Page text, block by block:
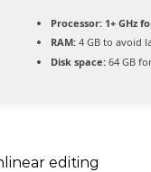
Processor: 1+ GHz
RAM: 4 GB to avoid
Disk space: 64 GB
editing